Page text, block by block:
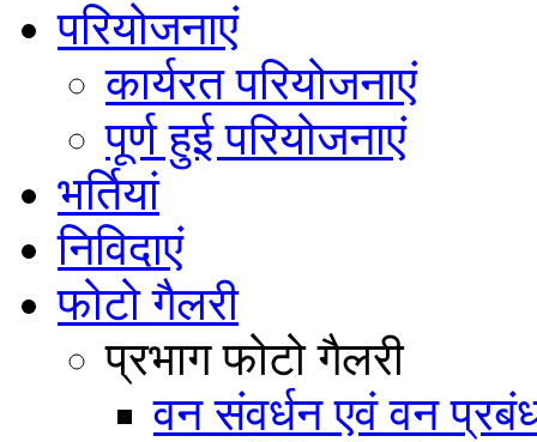
परियोजनाएं
कार्यरत परियोजनाएं
पूर्ण हुई परियोजनाएं
भर्तियां
निविदाएं
फोटो गैलरी
प्रभाग फोटो गैलरी
वन संवर्धन एवं वन